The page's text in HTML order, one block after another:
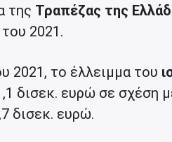
της Τραπέζας της
2021.
2021, το έλλειμμα του
δισεκ. ευρώ σε σχέση
δισεκ. ευρώ.